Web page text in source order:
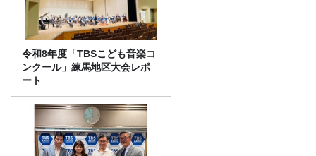
令和8年度「TBSこども音楽コ
ンクール」練馬地区大会レポ
ート